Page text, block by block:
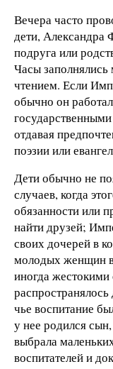
Вечера часто
дети, Александра
подруга или
Часы
чтением. Если
обычно он
отдавая
поэзии или
Дети обычно не
случаев, когда
обязанности или
найти друзей;
своих дочерей в
молодых женщин
иногда
чье воспитание
у нее родился
выбрала
воспитателей и